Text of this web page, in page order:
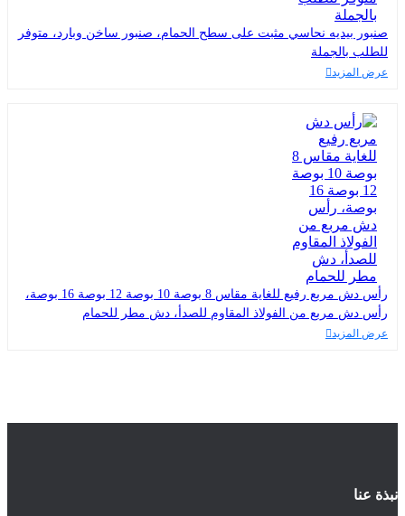
صنبور بيديه نحاسي مثبت على سطح الحمام، صنبور ساخن وبارد، متوفر
للطلب بالجملة
عرض المزيد
رأس دش مربع رفيع للغاية مقاس 8 بوصة 10 بوصة 12 بوصة 16 بوصة،
رأس دش مربع من الفولاذ المقاوم للصدأ، دش مطر للحمام
عرض المزيد
نبذة عنا